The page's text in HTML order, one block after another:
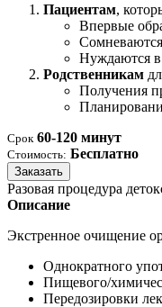
Пациентам,
Впервые
Нуждаются в
Родственникам
Получения
Срок 60-120 минут
Стоимость: Бесплатно
Заказать
Разовая процедура
Описание
Экстренное очищение
Однократного
Пищевого/
Передозировки